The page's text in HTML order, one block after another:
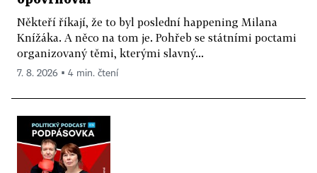
Někteří říkají, že to byl poslední happening Milana
Knížáka. A něco na tom je. Pohřeb se státními poctami
organizovaný těmi, kterými slavný...
7. 8. 2026 ▪ 4 min. čtení